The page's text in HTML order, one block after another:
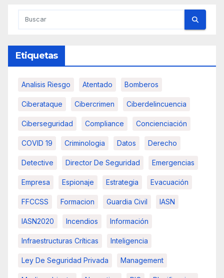
Etiquetas
Analisis Riesgo Atentado Bomberos
Ciberataque Cibercrimen Ciberdelincuencia
Ciberseguridad Compliance Concienciación
COVID 19 Criminologia Datos Derecho
Detective Director De Seguridad Emergencias
Empresa Espionaje Estrategia Evacuación
FFCCSS Formacion Guardia Civil IASN
IASN2020 Incendios Información
Infraestructuras Críticas Inteligencia
Ley De Seguridad Privada Management